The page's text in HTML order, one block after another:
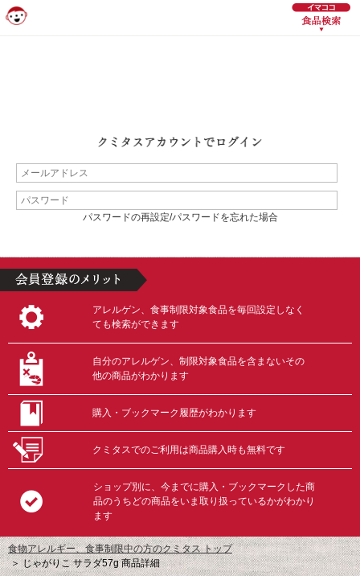
パスワードの再設定/パスワードを忘れた場合
アレルゲン、食事制限対象食品を毎回設定しなく
ても検索ができます
自分のアレルゲン、制限対象食品を含まないその
他の商品がわかります
購入・ブックマーク履歴がわかります
クミタスでのご利用は商品購入時も無料です
ショップ別に、今までに購入・ブックマークした商
品のうちどの商品をいま取り扱っているかがわかり
ます
食物アレルギー、食事制限中の方のクミタス トップ
＞じゃがりこ サラダ57g 商品詳細